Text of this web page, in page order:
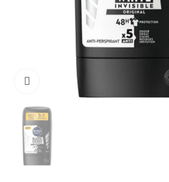
Cliquez pour agrandir